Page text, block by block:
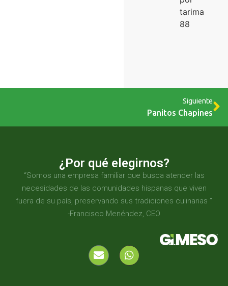
tarima
88
Siguiente
Panitos Chapines
¿Por qué elegirnos?
“Somos una empresa familiar que busca atender las
necesidades de las comunidades hispanas que viven
fuera de su país, preservando sus tradiciones culinarias ”
-Francisco Menéndez, CEO